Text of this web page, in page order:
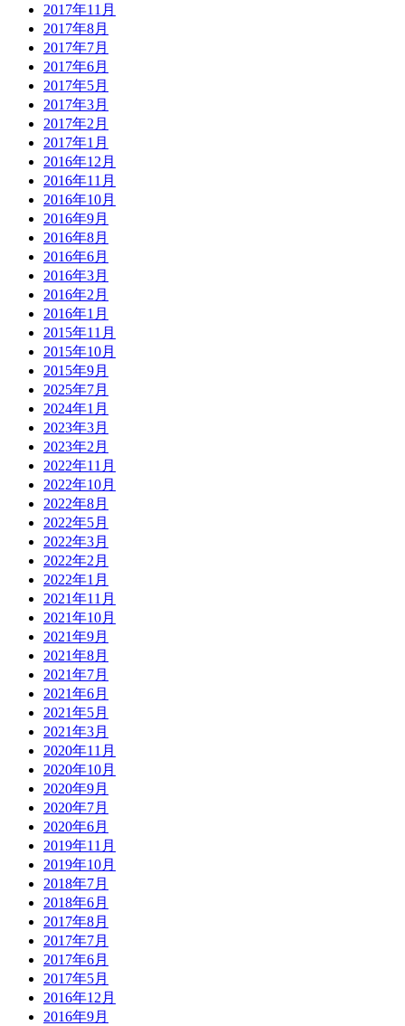
2017年11月
2017年8月
2017年7月
2017年6月
2017年5月
2017年3月
2017年2月
2017年1月
2016年12月
2016年11月
2016年10月
2016年9月
2016年8月
2016年6月
2016年3月
2016年2月
2016年1月
2015年11月
2015年10月
2015年9月
2025年7月
2024年1月
2023年3月
2023年2月
2022年11月
2022年10月
2022年8月
2022年5月
2022年3月
2022年2月
2022年1月
2021年11月
2021年10月
2021年9月
2021年8月
2021年7月
2021年6月
2021年5月
2021年3月
2020年11月
2020年10月
2020年9月
2020年7月
2020年6月
2019年11月
2019年10月
2018年7月
2018年6月
2017年8月
2017年7月
2017年6月
2017年5月
2016年12月
2016年9月